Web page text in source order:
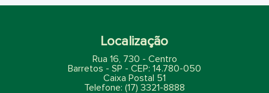
Localização
Rua 16, 730 - Centro
Barretos - SP - CEP: 14.780-050
Caixa Postal 51
Telefone: (17) 3321-8888